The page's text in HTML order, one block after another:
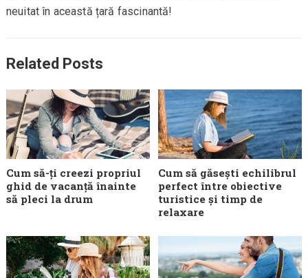
neuitat în această țară fascinantă!
Related Posts
Cum să-ți creezi propriul
ghid de vacanță înainte
să pleci la drum
Cum să găsești echilibrul
perfect între obiective
turistice și timp de
relaxare